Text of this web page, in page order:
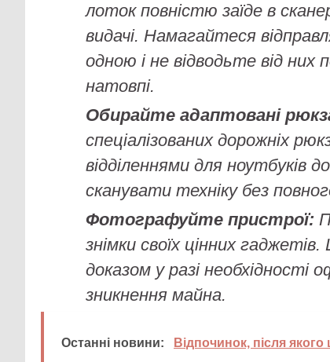
лоток повністю заїде в
видачі. Намагайтеся
одною і не відводьте від них
натовпі.
Обирайте адаптовані
спеціалізованих дорожніх
відділеннями для ноутбуків
сканувати техніку без
Фотографуйте пристрої:
знімки своїх цінних
доказом у разі необхідності
зникнення майна.
Останні новини:
Відпочинок, після